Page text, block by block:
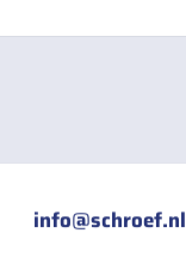
info@schroef.nl